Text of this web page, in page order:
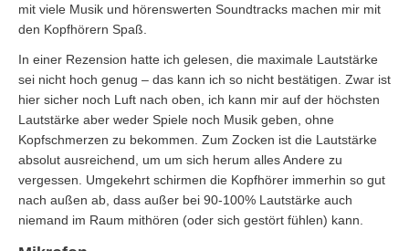
mit viele Musik und hörenswerten Soundtracks machen mir mit
den Kopfhörern Spaß.
In einer Rezension hatte ich gelesen, die maximale Lautstärke
sei nicht hoch genug – das kann ich so nicht bestätigen. Zwar ist
hier sicher noch Luft nach oben, ich kann mir auf der höchsten
Lautstärke aber weder Spiele noch Musik geben, ohne
Kopfschmerzen zu bekommen. Zum Zocken ist die Lautstärke
absolut ausreichend, um um sich herum alles Andere zu
vergessen. Umgekehrt schirmen die Kopfhörer immerhin so gut
nach außen ab, dass außer bei 90-100% Lautstärke auch
niemand im Raum mithören (oder sich gestört fühlen) kann.